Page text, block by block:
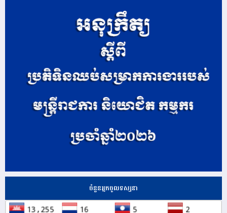
ចំនួនអ្នកចូលទស្សនា